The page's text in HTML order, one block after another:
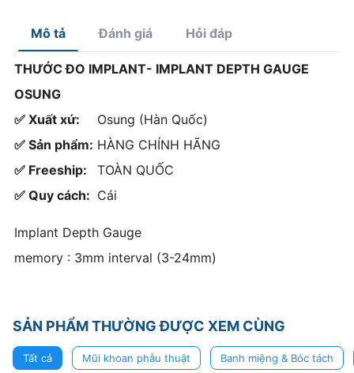
Mô tả Đánh giá Hỏi đáp
THƯỚC ĐO IMPLANT- IMPLANT DEPTH GAUGE
OSUNG
✅ Xuất xứ:
Osung (Hàn Quốc)
✅ Sản phẩm: HÀNG CHÍNH HÃNG
✅ Freeship:
TOÀN QUỐC
✅ Quy cách: Cái
Implant Depth Gauge
memory : 3mm interval (3-24mm)
SẢN PHẨM THƯỜNG ĐƯỢC XEM CÙNG
Tất cả Mũi khoan phẫu thuật Banh miệng & Bóc tách